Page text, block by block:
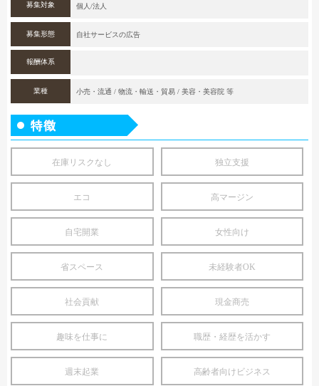
募集対象 個人/法人
募集形態 自社サービスの広告
報酬体系
業種 小売・流通 / 物流・輸送・貿易 / 美容・美容院 等
在庫リスクなし 独立支援
エコ 高マージン
自宅開業 女性向け
省スペース 未経験者OK
社会貢献 現金商売
趣味を仕事に 職歴・経歴を活かす
週末起業 高齢者向けビジネス